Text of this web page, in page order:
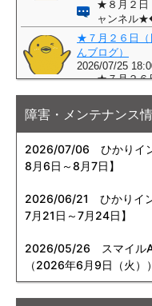
障害・メンテナンス
2026/07/06 ひかりイ
8月6日～8月7日】
2026/06/21
ひかりイ
7月21日～7月24日】
2026/05/26 スマイル
（2026年6月9日（火））